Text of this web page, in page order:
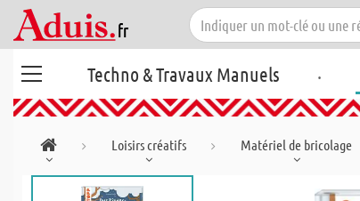
Techno & Travaux Manuels .
Loisirs créatifs Matériel de bricolage